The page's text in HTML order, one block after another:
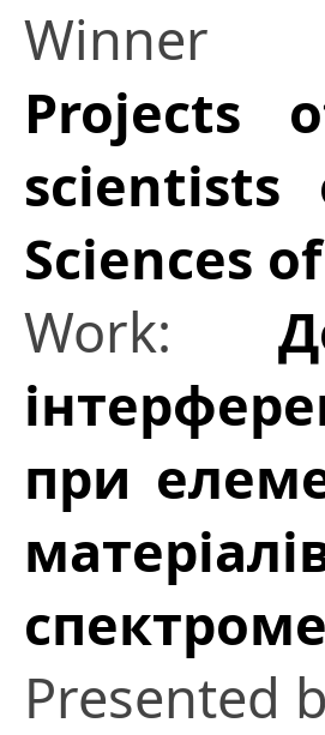
Winner
Projects
Sciences
Work:
при
Presented